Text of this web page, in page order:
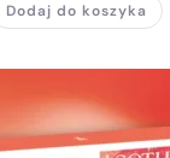
Dodaj do koszyka